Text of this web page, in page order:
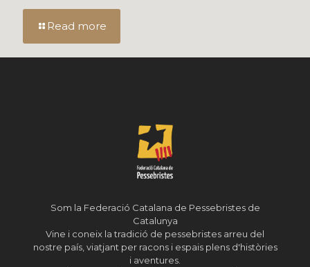
Read more
Som la Federació Catalana de Pessebristes de
Catalunya
Vine i coneix la tradició de pessebristes arreu del
nostre país, viatjant per racons i espais plens d'històries
i aventures.